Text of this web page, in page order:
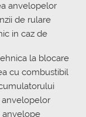
anvelopelor
de rulare
in caz de
la blocare
cu combustibil
anvelopelor
anvelope